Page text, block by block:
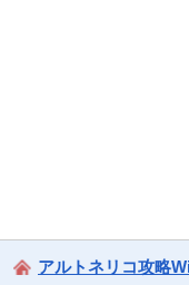
アルトネリコ攻略